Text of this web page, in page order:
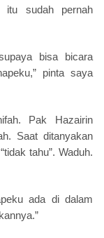
itu sudah pernah
bisa bicara
pinta saya
Pak Hazairin
Saat ditanyakan
tahu”. Waduh.
ada di dalam